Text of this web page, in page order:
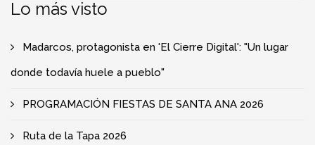
Lo más visto
Madarcos, protagonista en 'El Cierre Digital': "Un lugar
donde todavía huele a pueblo"
PROGRAMACIÓN FIESTAS DE SANTA ANA 2026
Ruta de la Tapa 2026